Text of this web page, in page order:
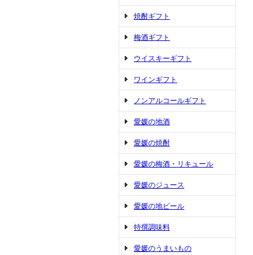
焼酎ギフト
梅酒ギフト
ウイスキーギフト
ワインギフト
ノンアルコールギフト
愛媛の地酒
愛媛の焼酎
愛媛の梅酒・リキュール
愛媛のジュース
愛媛の地ビール
特撰調味料
愛媛のうまいもの